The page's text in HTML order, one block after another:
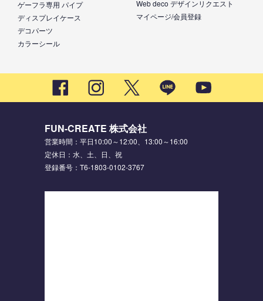
ゲーフラ専用 パイプ
ディスプレイケース
デコパーツ
カラーシール
Web deco デザインリクエスト
マイページ/会員登録
FUN-CREATE 株式会社
営業時間：平日10:00～12:00、13:00～16:00
定休日：水、土、日、祝
登録番号：T6-1803-0102-3767